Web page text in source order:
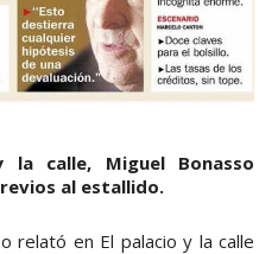
calle, Miguel Bonasso
al estallido.
relató en El palacio y la calle